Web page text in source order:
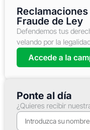
Fraude de Ley
Defendemos tus
velando por la
Accede a la
Ponte al día
¿Quieres recibir